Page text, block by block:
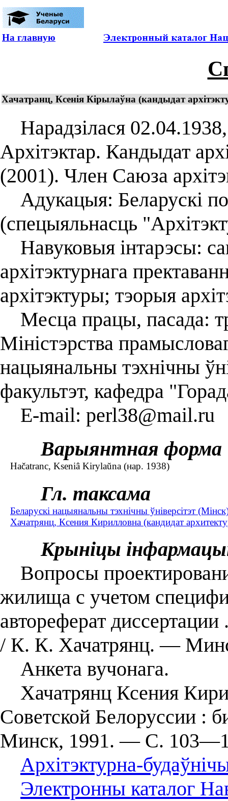
На главную
Хачатранц, Ксенія Кірылаўна (кандыдат
Нарадзілася
Архітэктар. Кандыдат
(2001). Член Саюза
Адукацыя: Беларускі
(спецыяльнасць
Навуковыя інтарэсы:
архітэктурнага
архітэктуры; тэорыя
Месца працы, пасада:
Міністэрства
нацыянальны тэхнічны
факультэт, кафедра
E-mail: perl38@mail.ru
Варыянтная форма
Hačatranc, Kseniâ Kirylaŭna (нар. 1938)
Гл. таксама
Беларускі нацыянальны тэхнічны ўніверсітэт
Хачатрянц, Ксения Кирилловна (кандидат
Крыніцы
Вопросы
жилища с учетом
автореферат
/ К. К. Хачатрянц. —
Анкета вучонага.
Хачатрянц Ксения
Советской Белоруссии :
Минск, 1991. — С.
Архітэктурна-
Электронны каталог